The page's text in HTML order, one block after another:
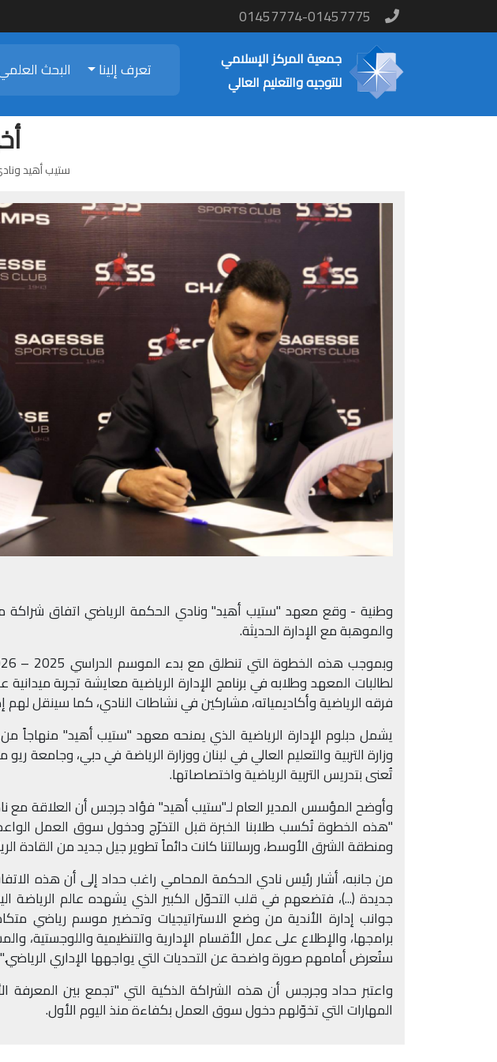
01457774-01457775
جمعية المركز الإسلامي
للتوجيه والتعليم العالي
تعرف إلينا البحث
ستيب أهيد
والموهبة مع الإدارة الحديثة.
فرقه الرياضية وأكاديمياته، مشاركين في نشاطات النادي، كما سينقل لهم
وزارة التربية والتعليم العالي في لبنان ووزارة الرياضة في دبي، وجامعة ريو
تُعنى بتدريس التربية الرياضية واختصاصاتها.
"هذه الخطوة تُكسب طلابنا الخبرة قبل التخرّج ودخول سوق العمل
ومنطقة الشرق الأوسط، ورسالتنا كانت دائماً تطوير جيل جديد من القادة
من جانبه، أشار رئيس نادي الحكمة المحامي راغب حداد إلى أن هذه
جديدة (...)، فتضعهم في قلب التحوّل الكبير الذي يشهده عالم الرياضة
جوانب إدارة الأندية من وضع الاستراتيجيات وتحضير موسم رياضي
برامجها، والإطلاع على عمل الأقسام الإدارية والتنظيمية واللوجستية،
ستُعرض أمامهم صورة واضحة عن التحديات التي يواجهها الإداري الرياضي".
واعتبر حداد وجرجس أن هذه الشراكة الذكية التي "تجمع بين المعرفة
المهارات التي تخوّلهم دخول سوق العمل بكفاءة منذ اليوم الأول.